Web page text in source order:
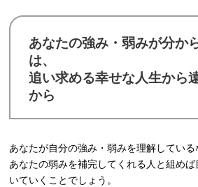
あなたの強み・弱みが分か
は、
追い求める幸せな人生から
から
あなたが自分の強み・弱みを理解している
あなたの弱みを補完してくれる人と組め
いていくことでしょう。